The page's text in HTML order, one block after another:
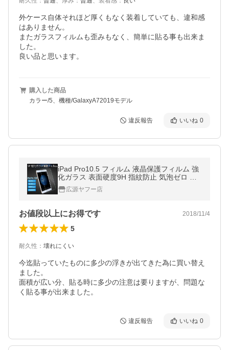
外ケース自体それほど厚くもなく装着していても、違和感
はありません。
またガラスフィルムも歪みもなく、簡単に貼る事も出来ま
した。
良い品と思います。
購入した商品
カラー/5、機種/GalaxyA72019モデル
違反報告 いいね 0
iPad Pro10.5 フィルム 液晶保護フィルム 強
化ガラス 表面硬度9H 指紋防止 気泡ゼロ 保
護フィルム 高透過率
広源ヤフー店
お値段以上にお得です 2018/11/4
5
耐久性 ： 壊れにくい
今迄貼っていたものに多少の浮きが出てきた為に買い替え
ました。
面積が広い分、貼る時に多少の注意は要りますが、問題な
く貼る事が出来ました。
違反報告 いいね 0